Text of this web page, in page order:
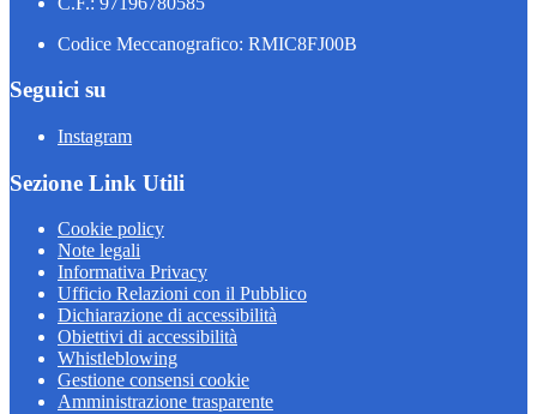
Codice Meccanografico: RMIC8FJ00B
Seguici su
Instagram
Sezione Link Utili
Cookie policy
Note legali
Informativa Privacy
Ufficio Relazioni con il Pubblico
Dichiarazione di accessibilità
Obiettivi di accessibilità
Whistleblowing
Gestione consensi cookie
Amministrazione trasparente